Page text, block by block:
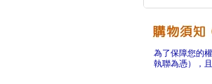
為了保障您的
執聯為憑），